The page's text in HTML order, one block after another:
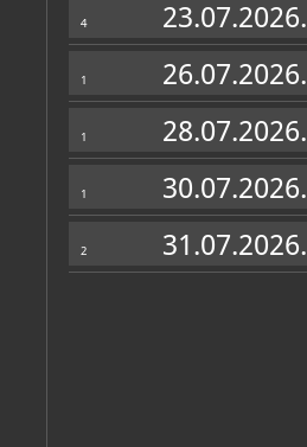
4 23.07.2026.
1 26.07.2026.
1 28.07.2026.
1 30.07.2026.
2 31.07.2026.